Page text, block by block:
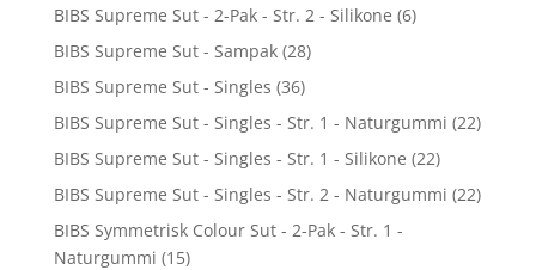
BIBS Supreme Sut - 2-Pak - Str. 2 - Silikone (6)
BIBS Supreme Sut - Sampak (28)
BIBS Supreme Sut - Singles (36)
BIBS Supreme Sut - Singles - Str. 1 - Naturgummi (22)
BIBS Supreme Sut - Singles - Str. 1 - Silikone (22)
BIBS Supreme Sut - Singles - Str. 2 - Naturgummi (22)
BIBS Symmetrisk Colour Sut - 2-Pak - Str. 1 -
Naturgummi (15)